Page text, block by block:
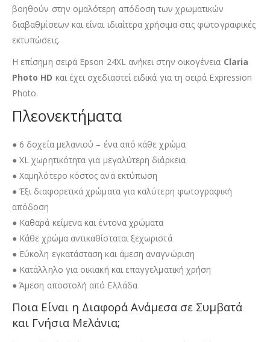
βοηθούν στην ομαλότερη απόδοση των χρωματικών
διαβαθμίσεων και είναι ιδιαίτερα χρήσιμα στις φωτογραφικές
εκτυπώσεις.
Η επίσημη σειρά Epson 24XL ανήκει στην οικογένεια Claria
Photo HD και έχει σχεδιαστεί ειδικά για τη σειρά Expression
Photo.
Πλεονεκτήματα
● 6 δοχεία μελανιού – ένα από κάθε χρώμα
● XL χωρητικότητα για μεγαλύτερη διάρκεια
● Χαμηλότερο κόστος ανά εκτύπωση
● Έξι διαφορετικά χρώματα για καλύτερη φωτογραφική
απόδοση
● Καθαρά κείμενα και έντονα χρώματα
● Κάθε χρώμα αντικαθίσταται ξεχωριστά
● Εύκολη εγκατάσταση και άμεση αναγνώριση
● Κατάλληλο για οικιακή και επαγγελματική χρήση
● Άμεση αποστολή από Ελλάδα
Ποια Είναι η Διαφορά Ανάμεσα σε Συμβατά
και Γνήσια Μελάνια;